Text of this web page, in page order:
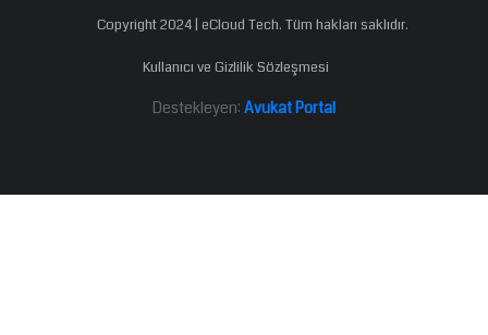
Copyright 2024 | eCloud Tech. Tüm hakları saklıdır.
Kullanıcı ve Gizlilik Sözleşmesi
Destekleyen: Avukat Portal